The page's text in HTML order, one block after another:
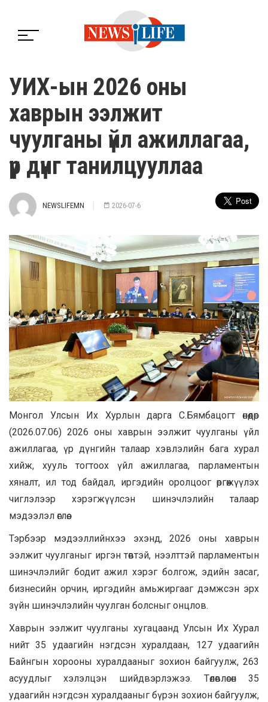
УИХ-ын 2026 оны
хаврын ээлжит
чуулганы үйл ажиллагаа,
үр дүнг танилцууллаа
NEWSLIFEMN 2026-07-6
Монгол Улсын Их Хурлын дарга С.Бямбацогт өнөөдөр
(2026.07.06) 2026 оны хаврын ээлжит чуулганы үйл
ажиллагаа, үр дүнгийн талаар хэвлэлийн бага хурал
хийж, хууль тогтоох үйл ажиллагаа, парламентын
хяналт, ил тод байдал, иргэдийн оролцоог өргөжүүлэх
чиглэлээр хэрэгжүүлсэн шинэчлэлийн талаар
мэдээлэл өглөө.
Тэрбээр мэдээллийнхээ эхэнд, 2026 оны хаврын
ээлжит чуулганыг иргэн төвтэй, нээлттэй парламентын
шинэчлэлийг бодит ажил хэрэг болгож, эдийн засаг,
бизнесийн орчин, иргэдийн амьжиргааг дэмжсэн эрх
зүйн шинэчлэлийн чуулган болсныг онцлов.
Хаврын ээлжит чуулганы хугацаанд Улсын Их Хурал
нийт 35 удаагийн нэгдсэн хуралдаан, 127 удаагийн
Байнгын хорооны хуралдааныг зохион байгуулж, 263
асуудлыг хэлэлцэн шийдвэрлэжээ. Төлөвлөсөн 35
удаагийн нэгдсэн хуралдааныг бүрэн зохион байгуулж,